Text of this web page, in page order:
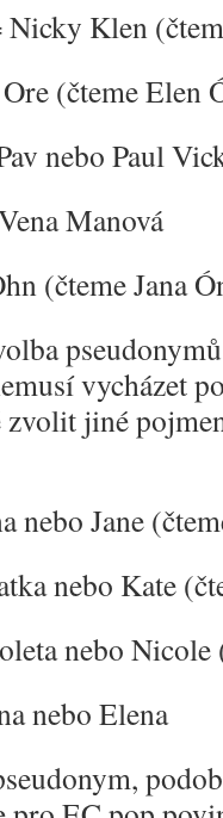
Nicky Klen
(čteme Elen
nebo Paul
Manová
(čteme Jana
vycházet
jiné
nebo Jane
nebo Kate
nebo
nebo Elena